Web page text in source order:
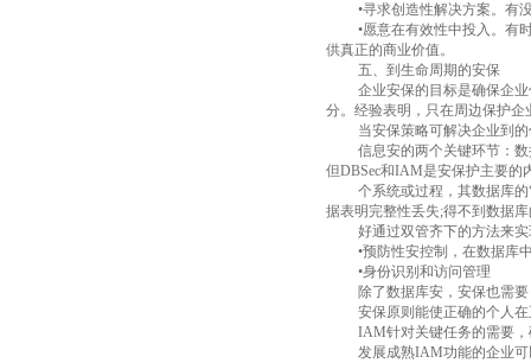
•寻求创造性解决方案。有
•愿意在有效性中投入。有
供真正的商业价值。
五、到生命周期的安保
企业安保的目标是确保企
分。经验表明，只在周边保护
当安保策略可解决企业到
信息安的两个关键环节：
但DBSec和IAM是安保护主要的
个系统或过程，其数据库
据表明完整性丢失;得不到数据
好通过双管齐下的方法来
•预防性安控制，在数据库
•身份识别和访问管理
除了数据库安，安保也需
安保原则能使正确的个人
IAM针对关键任务的需要
发展成熟IAM功能的企业